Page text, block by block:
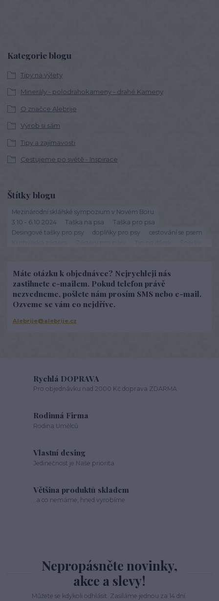
Kategorie blogu
Tipy na výlety
Minerály - polodrahokameny - drahé Kameny
O značce Alebrije
Výrob si sám
Tipy a zajímavosti
Cestujeme po světě - Inspirace
Štítky blogu
Mezinárodní sklářské sympozium v Novém Boru
3.10 - 6.10.2024
Taška na psa
Taška pro psa
Desingové tašky pro psy
doplňky pro psy
cestování se psem
Máte otázku k objednávce? Nejrychleji nás
zastihnete e-mailem. Pokud telefon právě
nezvedneme, pošlete nám prosím SMS nebo e-mail.
Ozveme se vám co nejdříve.
Alebrije@alebrije.cz
Rychlá DOPRAVA
Pro objednávku nad 2000 Kč doprava ZDARMA
Rodinná Firma
Rodina Umělců
Vlastní desing
Jedinečnost je Naše priorita
Většina produktů skladem
..a co nemáme, hned vyrobíme
Nepropásněte novinky,
akce a slevy!
Můžete se kdykoli odhlásit. Zasíláme jednou za 14 dní.